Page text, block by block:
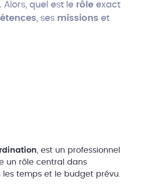
quel est le rôle exact
, ses missions et
, est un professionnel
un rôle central dans
les temps et le budget prévu.